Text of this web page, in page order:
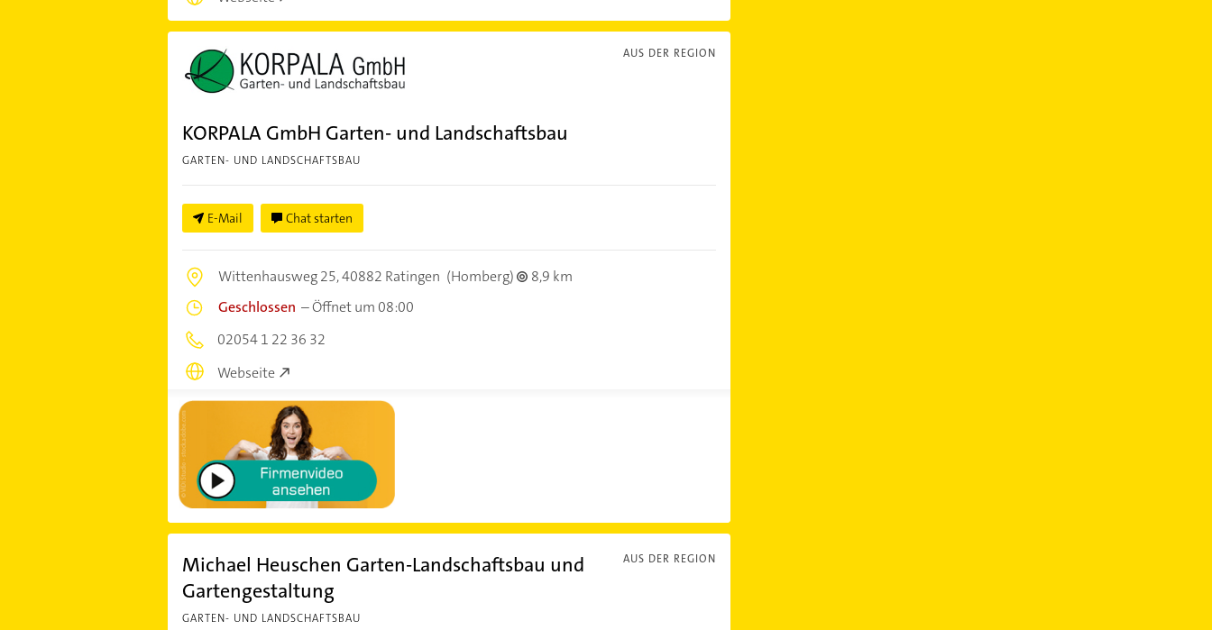
AUS DER REGION
KORPALA GmbH Garten- und Landschaftsbau
GARTEN- UND LANDSCHAFTSBAU
E-Mail Chat starten
Wittenhausweg 25,40882 Ratingen (Homberg)
8,9 km
Geschlossen –Öffnet um 08:00
02054 1 22 36 32
Webseite
AUS DER REGION
Michael Heuschen Garten-Landschaftsbau und
Gartengestaltung
GARTEN- UND LANDSCHAFTSBAU